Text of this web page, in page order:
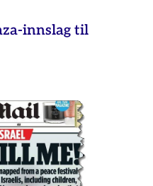
innslag til